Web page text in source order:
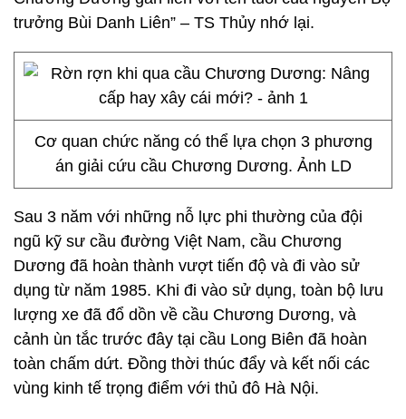
trưởng Bùi Danh Liên” – TS Thủy nhớ lại.
Cơ quan chức năng có thể lựa chọn 3 phương
án giải cứu cầu Chương Dương. Ảnh LD
Sau 3 năm với những nỗ lực phi thường của đội
ngũ kỹ sư cầu đường Việt Nam, cầu Chương
Dương đã hoàn thành vượt tiến độ và đi vào sử
dụng từ năm 1985. Khi đi vào sử dụng, toàn bộ lưu
lượng xe đã đổ dồn về cầu Chương Dương, và
cảnh ùn tắc trước đây tại cầu Long Biên đã hoàn
toàn chấm dứt. Đồng thời thúc đẩy và kết nối các
vùng kinh tế trọng điểm với thủ đô Hà Nội.